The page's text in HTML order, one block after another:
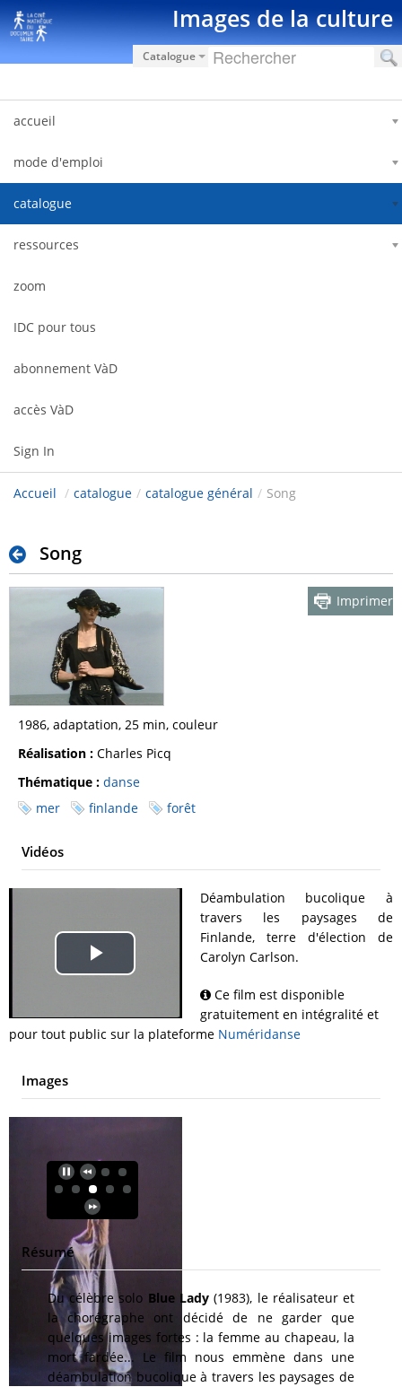
Skip to Content Images de la culture
Catalogue
accueil
mode d'emploi
catalogue
ressources
zoom
IDC pour tous
abonnement VàD
accès VàD
Sign In
Accueil / catalogue / catalogue général / Song
Song
Imprimer
1986, adaptation, 25 min, couleur
Réalisation : Charles Picq
Thématique : danse
mer
finlande forêt
Vidéos
Play
Video
Déambulation bucolique à
travers les paysages de
Finlande, terre d'élection de
Carolyn Carlson.
Ce film est disponible
gratuitement en intégralité et
pour tout public sur la plateforme Numéridanse
Images
Résumé
Du célèbre solo Blue Lady (1983), le réalisateur et
la chorégraphe ont décidé de ne garder que
quelques images fortes : la femme au chapeau, la
mort fardée... Le film nous emmène dans une
déambulation bucolique à travers les paysages de